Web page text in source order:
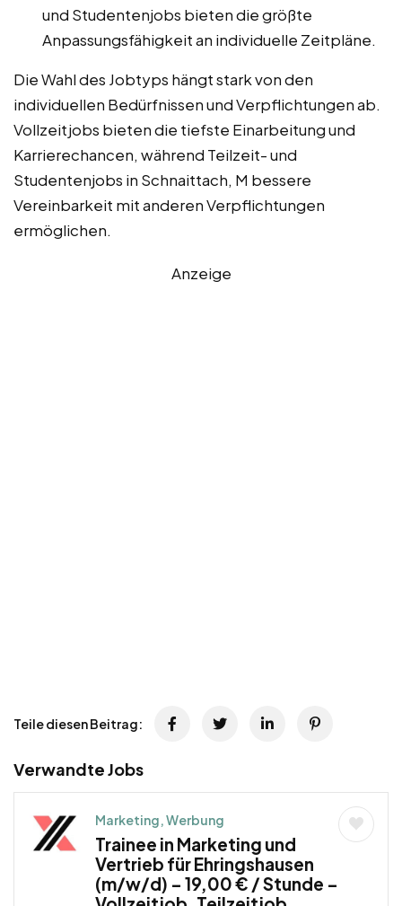
und Studentenjobs bieten die größte
Anpassungsfähigkeit an individuelle Zeitpläne.
Die Wahl des Jobtyps hängt stark von den
individuellen Bedürfnissen und Verpflichtungen ab.
Vollzeitjobs bieten die tiefste Einarbeitung und
Karrierechancen, während Teilzeit- und
Studentenjobs in Schnaittach, M bessere
Vereinbarkeit mit anderen Verpflichtungen
ermöglichen.
Anzeige
Teile diesen Beitrag:
Verwandte Jobs
Marketing, Werbung
Trainee in Marketing und
Vertrieb für Ehringshausen
(m/w/d) – 19,00 € / Stunde –